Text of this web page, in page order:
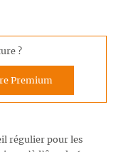
?
Premium
régulier pour les